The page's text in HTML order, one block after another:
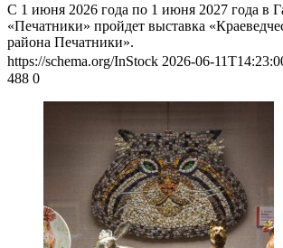
С 1 июня 2026 года по 1 июня 2027 года в
«Печатники» пройдет выставка
района Печатники».
https://schema.org/InStock 2026-06-
488 0